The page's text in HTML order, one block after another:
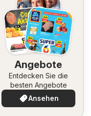
Angebote
Entdecken Sie die
besten Angebote
Ansehen